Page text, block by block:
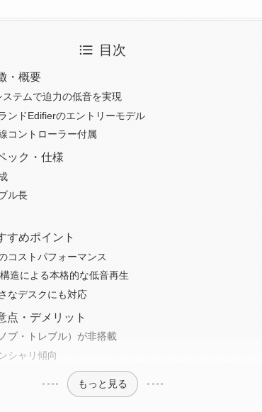
目次
・概要
テムで迫力の低音を実現
ンドEdifierのエントリーモデル
コントローラー付属
ック・仕様
ル長
すめポイント
コストパフォーマンス
造による本格的な低音再生
なデスクにも対応
点・デメリット
ブ・トレブル）が非搭載
シャリ傾向
もっと見る